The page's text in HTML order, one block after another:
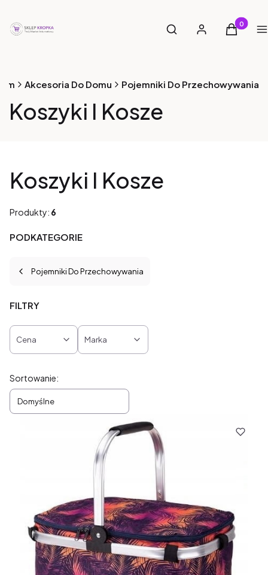
Otwórz wyszukiwarkę
Szukaj Zaloguj sięProdukty
Koszyk
Akcesoria Do Domu Pojemniki Do Przechowywania
Koszyki I Kosze
Koszyki I Kosze
Produkty: 6
PODKATEGORIE
Pojemniki Do Przechowywania
FILTRY
Cena Marka
Lista produktów
Sortowanie:
Domyślne